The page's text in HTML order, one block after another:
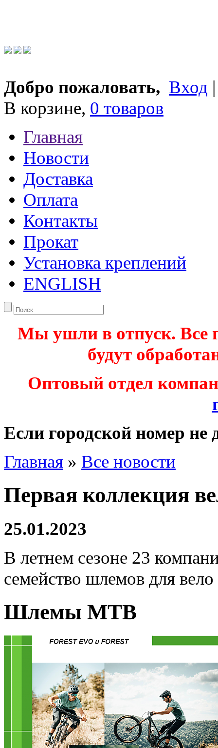
Добро пожаловать, Вход
В корзине, 0 товаров
Главная
Новости
Доставка
Оплата
Контакты
Прокат
Установка креплений
ENGLISH
Мы ушли в отпуск. Все
будут
Оптовый отдел
Если городской номер не
Главная » Все новости
Первая коллекция
25.01.2023
В летнем сезоне 23
семейство шлемов для вело
Шлемы MTB